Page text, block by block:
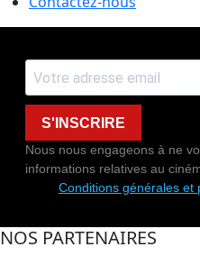
S'INSCRIRE
Nous nous engageons à ne
informations relatives au
Conditions générales et
NOS PARTENAIRES